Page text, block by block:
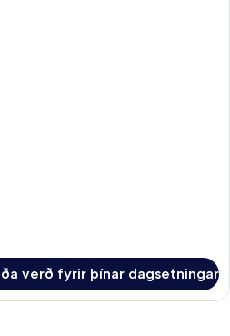
verð fyrir þínar dagsetningar